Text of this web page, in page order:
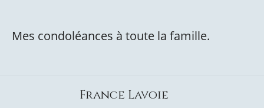
Mes condoléances à toute la famille.
France Lavoie